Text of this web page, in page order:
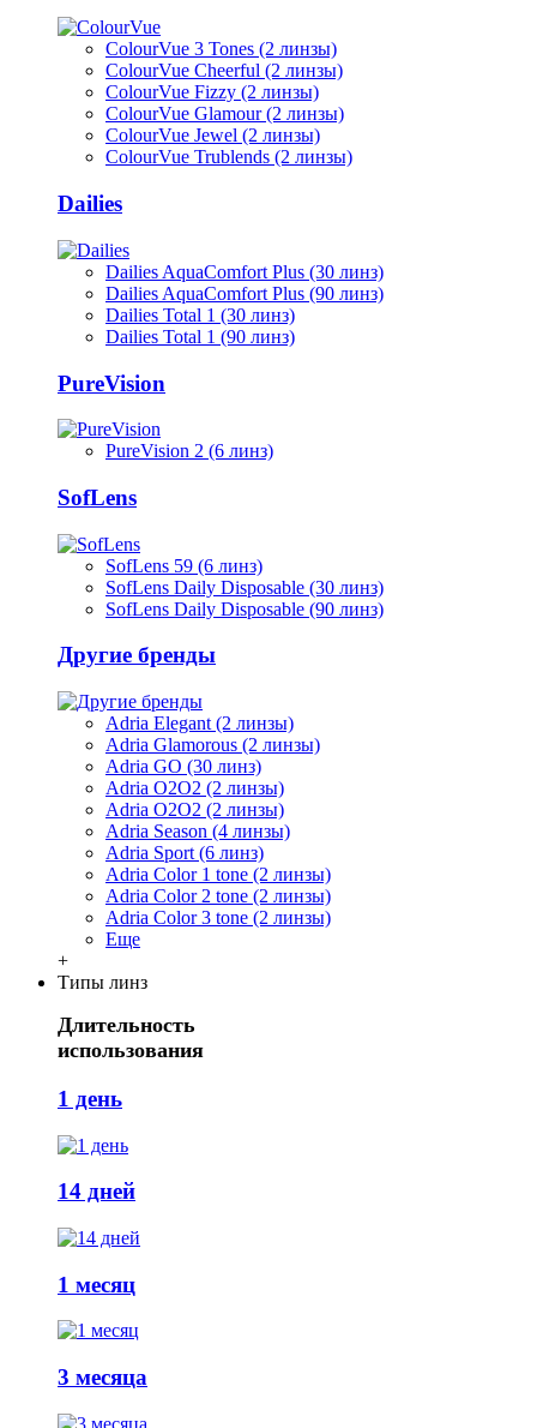
ColourVue 3 Tones (2 линзы)
ColourVue Cheerful (2 линзы)
ColourVue Fizzy (2 линзы)
ColourVue Glamour (2 линзы)
ColourVue Jewel (2 линзы)
ColourVue Trublends (2 линзы)
Dailies
Dailies AquaComfort Plus (30 линз)
Dailies AquaComfort Plus (90 линз)
Dailies Total 1 (30 линз)
Dailies Total 1 (90 линз)
PureVision
PureVision 2 (6 линз)
SofLens
SofLens 59 (6 линз)
SofLens Daily Disposable (30 линз)
SofLens Daily Disposable (90 линз)
Другие бренды
Adria Elegant (2 линзы)
Adria Glamorous (2 линзы)
Adria GO (30 линз)
Adria O2O2 (2 линзы)
Adria O2O2 (2 линзы)
Adria Season (4 линзы)
Adria Sport (6 линз)
Adria Сolor 1 tone (2 линзы)
Adria Сolor 2 tone (2 линзы)
Adria Сolor 3 tone (2 линзы)
Еще
+
Типы линз
Длительность
использования
1 день
14 дней
1 месяц
3 месяца